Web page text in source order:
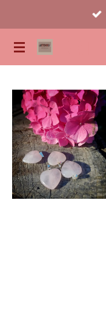
direct
naar
de
hoofdinhoud